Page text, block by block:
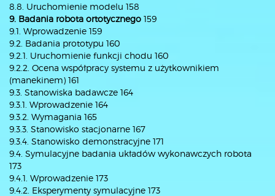
8.8. Uruchomienie modelu 158
9. Badania robota ortotycznego 159
9.1. Wprowadzenie 159
9.2. Badania prototypu 160
9.2.1. Uruchomienie funkcji chodu 160
9.2.2. Ocena współpracy systemu z użytkownikiem
(manekinem) 161
9.3. Stanowiska badawcze 164
9.3.1. Wprowadzenie 164
9.3.2. Wymagania 165
9.3.3. Stanowisko stacjonarne 167
9.3.4. Stanowisko demonstracyjne 171
9.4. Symulacyjne badania układów wykonawczych robota
173
9.4.1. Wprowadzenie 173
9.4.2. Eksperymenty symulacyjne 173